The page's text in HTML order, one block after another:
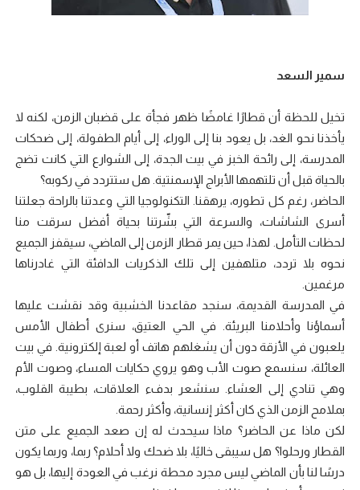
سمير السعد
تخيل للحظة أن قطارًا غامضًا ظهر فجأة على قضبان الزمن، لكنه لا
يأخذنا نحو الغد، بل يعود بنا إلى الوراء، إلى أيام الطفولة، إلى ضحكات
المدرسة، إلى رائحة الخبز في بيت الجدة، إلى الشوارع التي كانت تضج
بالحياة قبل أن تلتهمها الأبراج الإسمنتية. هل ستتردد في ركوبه؟
الحاضر، رغم كل تطوره، يرهقنا. التكنولوجيا التي وعدتنا بالراحة جعلتنا
أسرى الشاشات، والسرعة التي بشّرتنا بحياة أفضل سرقت منا
لحظات التأمل. لهذا، حين يمر قطار الزمن إلى الماضي، سيقفز الجميع
نحوه بلا تردد، متلهفين إلى تلك الذكريات الدافئة التي غادرناها
مرغمين.
في المدرسة القديمة، سنجد مقاعدنا الخشبية وقد نقشت عليها
أسماؤنا وأحلامنا البريئة. في الحي العتيق، سنرى أطفال الأمس
يلعبون في الأزقة دون أن يشغلهم هاتف أو لعبة إلكترونية. في بيت
العائلة، سنسمع صوت الأب وهو يروي حكايات المساء، وصوت الأم
وهي تنادي إلى العشاء. سنشعر بدفء العلاقات، بطيبة القلوب،
بملامح الزمن الذي كان أكثر إنسانية، وأكثر رحمة.
لكن ماذا عن الحاضر؟ ماذا سيحدث له إن صعد الجميع على متن
القطار ورحلوا؟ هل سيبقى خاليًا، بلا ضحك ولا أحلام؟ ربما، وربما يكون
درسًا لنا بأن الماضي ليس مجرد محطة نرغب في العودة إليها، بل هو